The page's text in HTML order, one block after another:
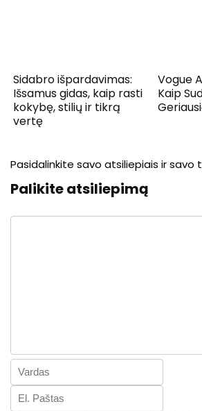
Sidabro išpardavimas:
Išsamus gidas, kaip rasti
kokybę, stilių ir tikrą
vertę
Vogue
Kaip
Pasidalinkite savo atsiliepiais ir savo
Palikite atsiliepimą